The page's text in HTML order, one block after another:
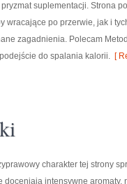
suplementacji. Strona
wracające po przerwie, jak i
zagadnienia. Polecam
do spalania kalorii. [
charakter tej strony
doceniają intensywne